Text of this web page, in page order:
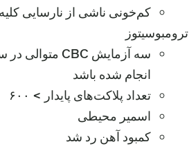
کم‌خونی ناشی از نارسایی
ترومبوسیتوز
انجام شده باشد
تعداد پلاکت‌های پایدار > ۶۰۰
اسمیر محیطی
کمبود آهن رد شد